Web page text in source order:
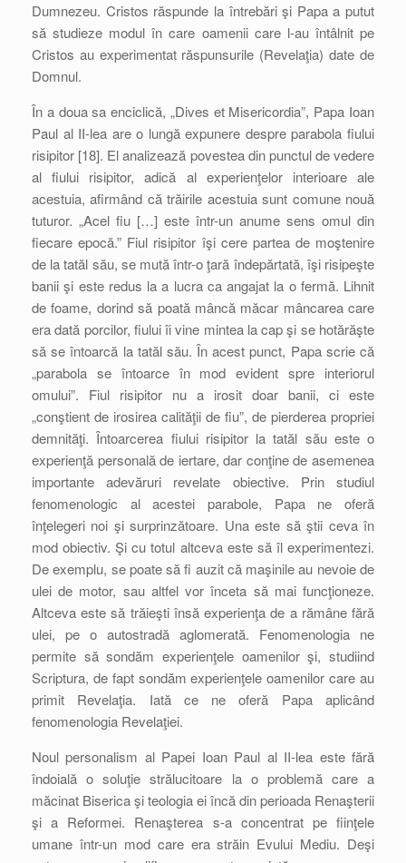
Dumnezeu. Cristos răspunde la întrebări şi Papa a putut
să studieze modul în care oamenii care l-au întâlnit pe
Cristos au experimentat răspunsurile (Revelaţia) date de
Domnul.
În a doua sa enciclică, „Dives et Misericordia”, Papa Ioan
Paul al II-lea are o lungă expunere despre parabola fiului
risipitor [18]. El analizează povestea din punctul de vedere
al fiului risipitor, adică al experienţelor interioare ale
acestuia, afirmând că trăirile acestuia sunt comune nouă
tuturor. „Acel fiu […] este într-un anume sens omul din
fiecare epocă.” Fiul risipitor îşi cere partea de moştenire
de la tatăl său, se mută într-o ţară îndepărtată, îşi risipeşte
banii şi este redus la a lucra ca angajat la o fermă. Lihnit
de foame, dorind să poată mâncă măcar mâncarea care
era dată porcilor, fiului îi vine mintea la cap şi se hotărăşte
să se întoarcă la tatăl său. În acest punct, Papa scrie că
„parabola se întoarce în mod evident spre interiorul
omului”. Fiul risipitor nu a irosit doar banii, ci este
„conştient de irosirea calităţii de fiu”, de pierderea propriei
demnităţi. Întoarcerea fiului risipitor la tatăl său este o
experienţă personală de iertare, dar conţine de asemenea
importante adevăruri revelate obiective. Prin studiul
fenomenologic al acestei parabole, Papa ne oferă
înţelegeri noi şi surprinzătoare. Una este să ştii ceva în
mod obiectiv. Şi cu totul altceva este să îl experimentezi.
De exemplu, se poate să fi auzit că maşinile au nevoie de
ulei de motor, sau altfel vor înceta să mai funcţioneze.
Altceva este să trăieşti însă experienţa de a rămâne fără
ulei, pe o autostradă aglomerată. Fenomenologia ne
permite să sondăm experienţele oamenilor şi, studiind
Scriptura, de fapt sondăm experienţele oamenilor care au
primit Revelaţia. Iată ce ne oferă Papa aplicând
fenomenologia Revelaţiei.
Noul personalism al Papei Ioan Paul al II-lea este fără
îndoială o soluţie strălucitoare la o problemă care a
măcinat Biserica şi teologia ei încă din perioada Renaşterii
şi a Reformei. Renaşterea s-a concentrat pe fiinţele
umane într-un mod care era străin Evului Mediu. Deşi